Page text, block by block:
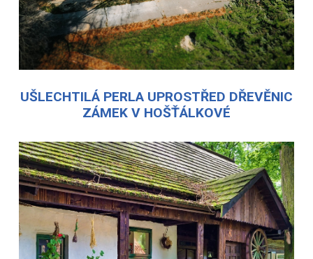
UŠLECHTILÁ PERLA UPROSTŘED DŘEVĚNIC
ZÁMEK V HOŠŤÁLKOVÉ